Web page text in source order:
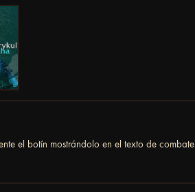
el botín mostrándolo en el texto de combate